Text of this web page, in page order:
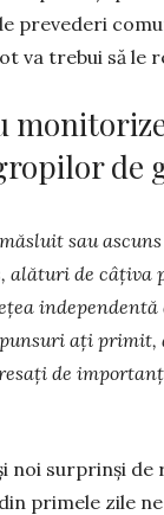
prevederi
va tre­bui să le
de
sau
alături de câțiva
ați
de
noi surprinși de
primele zile